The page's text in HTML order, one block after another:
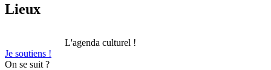
Lieux
L'agenda culturel !
Je soutiens !
On se suit ?